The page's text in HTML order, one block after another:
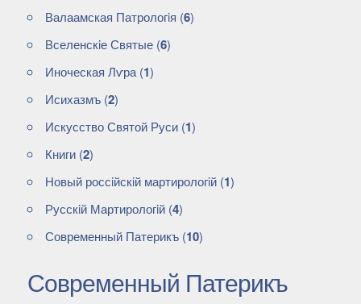
Валаамская Патрологiя (6)
Вселенскiе Святые(6)
Иноческая Лѵра(1)
Исихазмъ(2)
Искусство Святой Руси(1)
Книги(2)
Новый россiйскiй мартирологiй(1)
Русскiй Мартирологiй(4)
Современный Патерикъ(10)
Современный Патерикъ